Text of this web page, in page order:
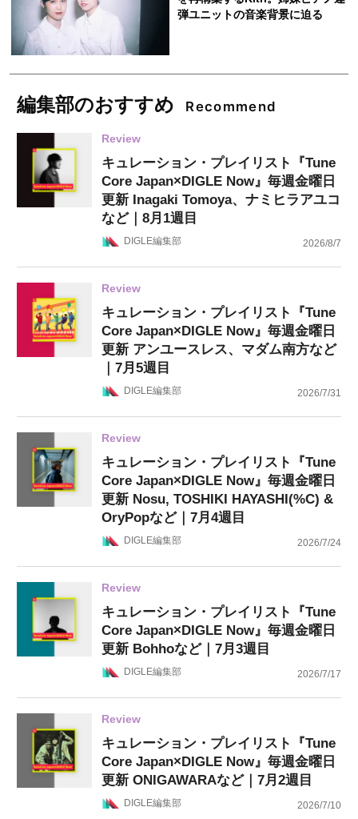
編集部のおすすめ Recommend
Review
キュレーション・プレイリスト『Tune
Core Japan×DIGLE Now』毎週金曜日
更新 Inagaki Tomoya、ナミヒラアユコ
など｜8月1週目
DIGLE編集部 2026/8/7
Review
キュレーション・プレイリスト『Tune
Core Japan×DIGLE Now』毎週金曜日
更新 アンユースレス、マダム南方など
｜7月5週目
DIGLE編集部 2026/7/31
Review
キュレーション・プレイリスト『Tune
Core Japan×DIGLE Now』毎週金曜日
更新 Nosu, TOSHIKI HAYASHI(%C) &
OryPopなど｜7月4週目
DIGLE編集部 2026/7/24
Review
キュレーション・プレイリスト『Tune
Core Japan×DIGLE Now』毎週金曜日
更新 Bohhoなど｜7月3週目
DIGLE編集部 2026/7/17
Review
キュレーション・プレイリスト『Tune
Core Japan×DIGLE Now』毎週金曜日
更新 ONIGAWARAなど｜7月2週目
DIGLE編集部 2026/7/10